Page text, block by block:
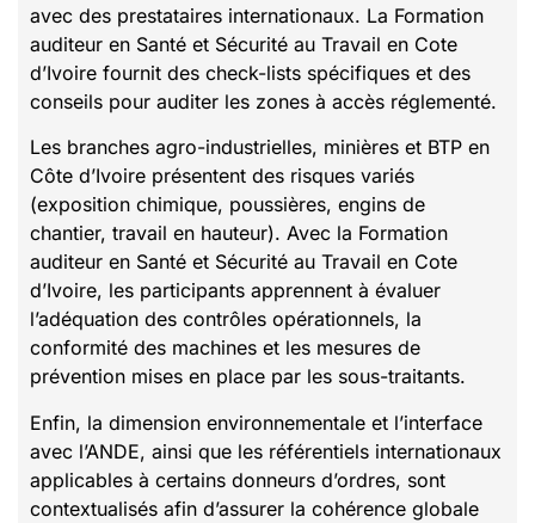
avec des prestataires internationaux. La Formation
auditeur en Santé et Sécurité au Travail en Cote
d’Ivoire fournit des check-lists spécifiques et des
conseils pour auditer les zones à accès réglementé.
Les branches agro-industrielles, minières et BTP en
Côte d’Ivoire présentent des risques variés
(exposition chimique, poussières, engins de
chantier, travail en hauteur). Avec la Formation
auditeur en Santé et Sécurité au Travail en Cote
d’Ivoire, les participants apprennent à évaluer
l’adéquation des contrôles opérationnels, la
conformité des machines et les mesures de
prévention mises en place par les sous-traitants.
Enfin, la dimension environnementale et l’interface
avec l’ANDE, ainsi que les référentiels internationaux
applicables à certains donneurs d’ordres, sont
contextualisés afin d’assurer la cohérence globale